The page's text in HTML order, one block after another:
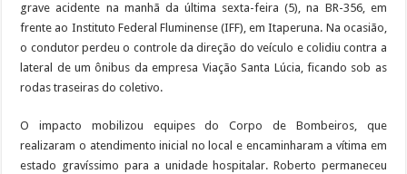
grave acidente na manhã da última sexta-feira (5), na BR-356, em
frente ao Instituto Federal Fluminense (IFF), em Itaperuna. Na ocasião,
o condutor perdeu o controle da direção do veículo e colidiu contra a
lateral de um ônibus da empresa Viação Santa Lúcia, ficando sob as
rodas traseiras do coletivo.
O impacto mobilizou equipes do Corpo de Bombeiros, que
realizaram o atendimento inicial no local e encaminharam a vítima em
estado gravíssimo para a unidade hospitalar. Roberto permaneceu